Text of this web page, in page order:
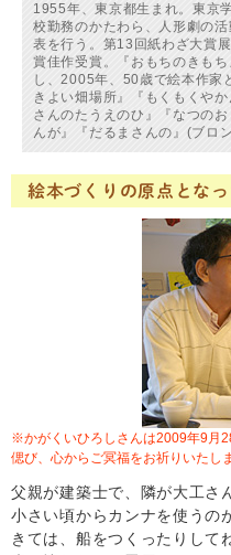
1955年、東京都生まれ。東京
校勤務のかたわら、人形劇の
表を行う。第13回紙わざ大賞
賞佳作受賞。『おもちのきも
し、2005年、50歳で絵本作家
きよい畑場所』『もくもくや
さんのたうえのひ』『なつの
んが』『だるまさんの』(ブロ
絵本づくりの原点とな
※かがくいひろしさんは2009年9月
偲び、心からご冥福をお祈りいたし
父親が建築士で、隣が大工さ
小さい頃からカンナを使うの
きては、船をつくったりして